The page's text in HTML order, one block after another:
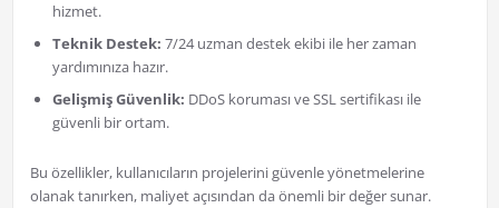
hizmet.
Teknik Destek: 7/24 uzman destek ekibi ile her zaman
yardımınıza hazır.
Gelişmiş Güvenlik: DDoS koruması ve SSL sertifikası ile
güvenli bir ortam.
Bu özellikler, kullanıcıların projelerini güvenle yönetmelerine
olanak tanırken, maliyet açısından da önemli bir değer sunar.